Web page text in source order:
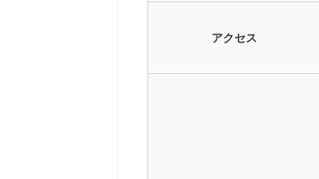
アクセス